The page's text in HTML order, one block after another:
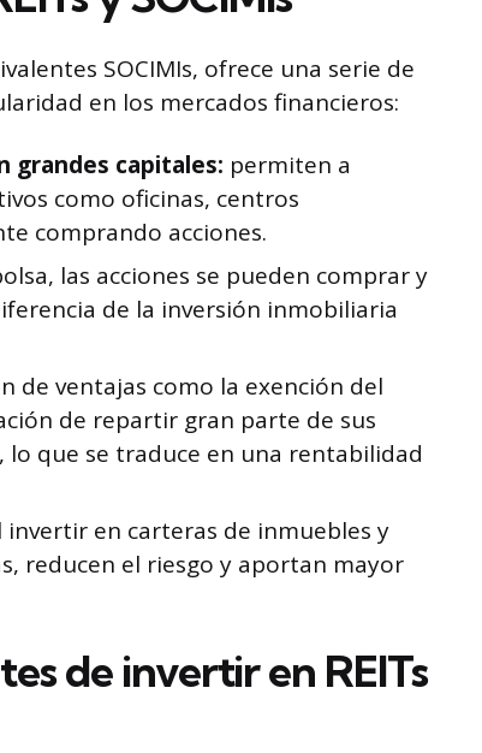
SOCIMIs, ofrece una serie de
en los mercados financieros:
grandes capitales: permiten a
como oficinas, centros
comprando acciones.
las acciones se pueden comprar y
de la inversión inmobiliaria
de ventajas como la exención del
de repartir gran parte de sus
que se traduce en una rentabilidad
invertir en carteras de inmuebles y
reducen el riesgo y aportan mayor
de invertir en REITs